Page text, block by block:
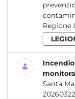
contaminazioni ambientali
Santa